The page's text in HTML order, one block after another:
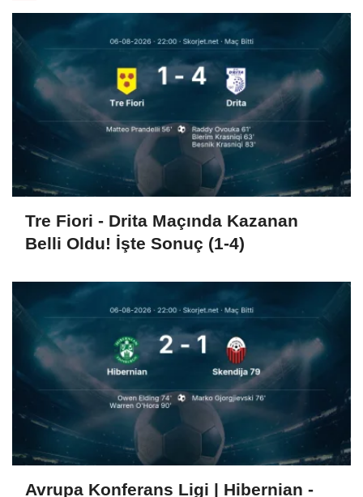
Tre Fiori - Drita Maçında Kazanan
Belli Oldu! İşte Sonuç (1-4)
Avrupa Konferans Ligi | Hibernian -